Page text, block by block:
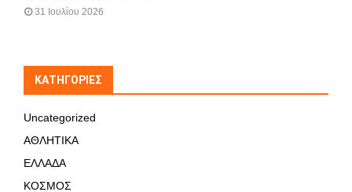
31 Ιουλίου 2026
KΑΤΗΓΟΡΊΕΣ
Uncategorized
ΑΘΛΗΤΙΚΑ
ΕΛΛΑΔΑ
ΚΟΣΜΟΣ